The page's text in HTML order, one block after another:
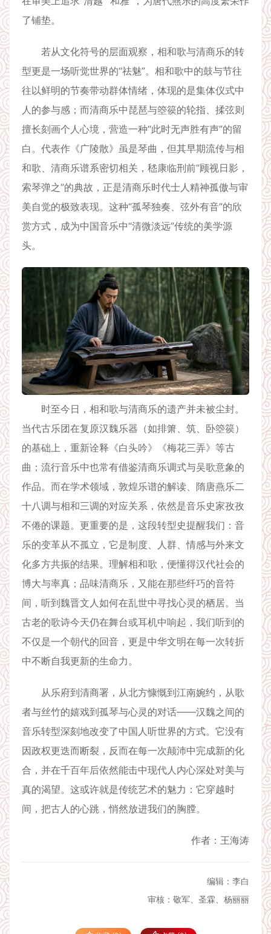
了铺垫。
若从文化符号的层面观察，相和歌与清商乐的转
型更是一场听觉世界的“祛魅”。相和歌中的鼓与节往
往以鲜明的节奏带动群体情绪，体现的是集体仪式中
人的参与感；而清商乐中琵琶与箜篌的轮指、揉弦则
擅长刻画个人心境，营造一种“此时无声胜有声”的留
白。代表作《广陵散》虽是琴曲，但其早期流传与相
和歌、清商乐谱系密切相关，嵇康临刑前“顾视日影，
索琴弹之”的典故，正是清商乐时代士人精神孤傲与审
美自觉的极致表现。这种“孤琴独奏、弦外有音”的欣
赏方式，成为中国音乐中“清微淡远”传统的美学源
头。
时至今日，相和歌与清商乐的遗产并未被尘封。
当代古乐团在复原汉魏乐器（如排箫、筑、卧箜篌）
的基础上，重新诠释《白头吟》《梅花三弄》等古
曲；流行音乐中也常有借鉴清商乐调式与吴歌意象的
作品。而在学术领域，敦煌乐谱的解读、隋唐燕乐二
十八调与相和三调的对应关系，依然是音乐史家孜孜
不倦的课题。更重要的是，这段转型史提醒我们：音
乐的变革从不孤立，它是制度、人群、情感与外来文
化多方共振的结果。理解相和歌，便懂得汉代社会的
博大与率真；品味清商乐，又能在那些纤巧的音符
间，听到魏晋文人如何在乱世中寻找心灵的栖居。当
古老的歌诗今天仍在舞台或耳机中响起，我们听到的
不仅是一个朝代的回音，更是中华文明在每一次转折
中不断自我更新的生命力。
从乐府到清商署，从北方慷慨到江南婉约，从歌
者与丝竹的嬉戏到孤琴与心灵的对话——汉魏之间的
音乐转型深刻地改变了中国人听世界的方式。它没有
因政权更迭而断裂，反而在每一次颠沛中完成新的化
合，并在千百年后依然能击中现代人内心深处对美与
真的渴望。这或许就是传统艺术的魅力：它穿越时
间，把古人的心跳，悄然放进我们的胸膛。
作者：王海涛
编辑：李白
审核：敬军、圣霖、杨丽丽